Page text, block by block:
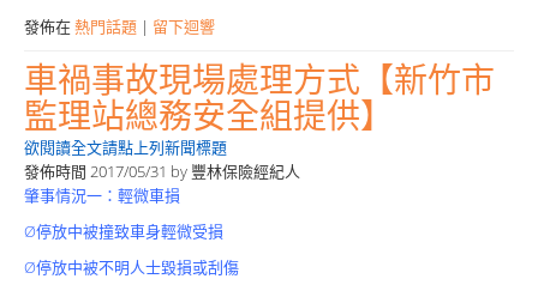
發佈在熱門話題 | 留下迴響
車禍事故現場處理方式【新竹市
監理站總務安全組提供】
欲閱讀全文請點上列新聞標題
發佈時間 2017/05/31 by 豐林保險經紀人
肇事情況一：輕微車損
Ø停放中被撞致車身輕微受損
Ø停放中被不明人士毀損或刮傷